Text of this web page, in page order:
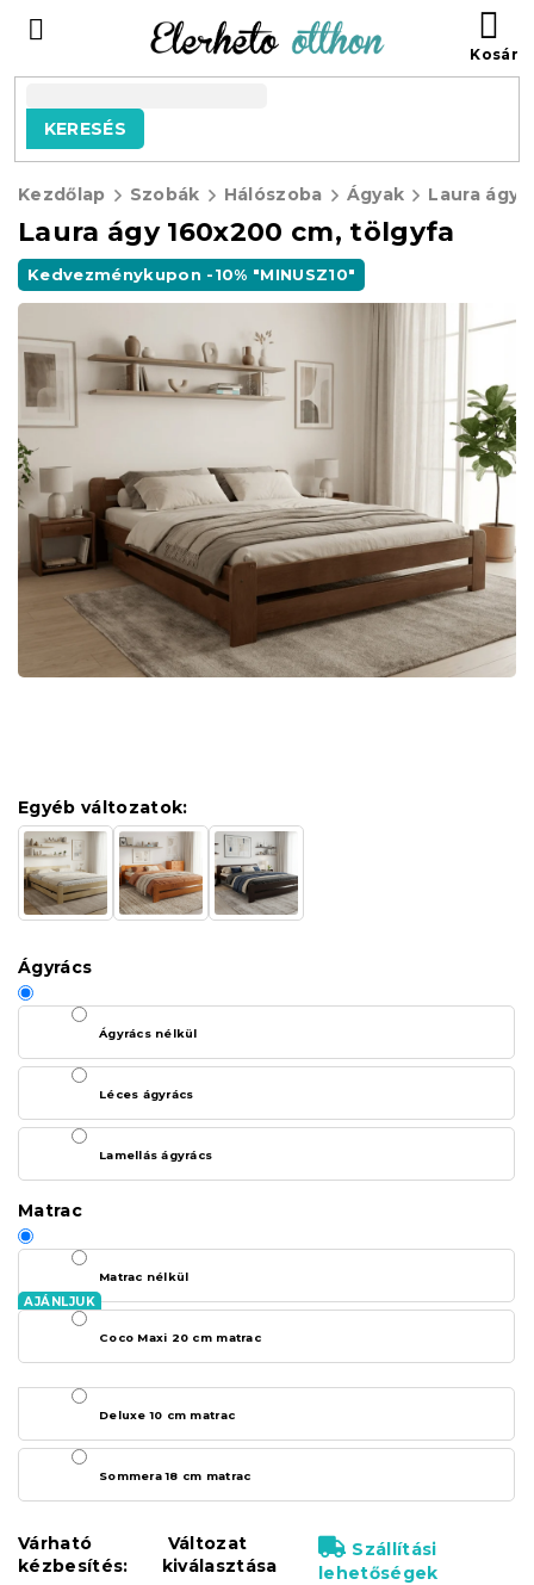
tartalomhoz
KERESÉS
Kezdőlap Szobák Hálószoba Ágyak Laura ágy
Laura ágy 160x200 cm, tölgyfa
Kedvezménykupon -10% "MINUSZ10"
Egyéb változatok:
Ágyrács
Ágyrács nélkül
Léces ágyrács
Lamellás ágyrács
Matrac
Matrac nélkül
Coco Maxi 20 cm matrac
Deluxe 10 cm matrac
Sommera 18 cm matrac
Várható
kézbesítés:
Változat
kiválasztása
Szállítási
lehetőségek